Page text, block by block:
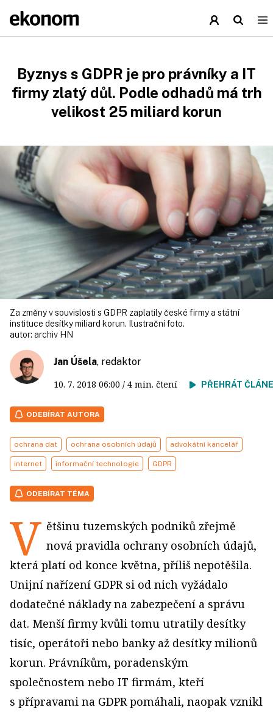
Byznys s GDPR je pro právníky a IT
firmy zlatý důl. Podle odhadů má trh
velikost 25 miliard korun
Za změny v souvislosti s GDPR zaplatily české firmy a státní
instituce desítky miliard korun. Ilustrační foto.
autor: archiv HN
Jan Úšela, redaktor
10. 7. 2018 06:00 / 4 min. čtení PŘEHRÁT
ODEBÍRAT AUTORA
ochrana dat ochrana osobních údajů advokátní kancelář
internet informační technologie GDPR
ODEBÍRAT TÉMA
V ětšinu tuzemských podniků zřejmě
nová pravidla ochrany osobních údajů,
která platí od konce května, příliš nepotěšila.
Unijní nařízení GDPR si od nich vyžádalo
dodatečné náklady na zabezpečení a správu
dat. Menší firmy kvůli tomu utratily desítky
tisíc, operátoři nebo banky až desítky milionů
korun. Právníkům, poradenským
společnostem nebo IT firmám, kteří
s přípravami na GDPR pomáhali, naopak vznikl